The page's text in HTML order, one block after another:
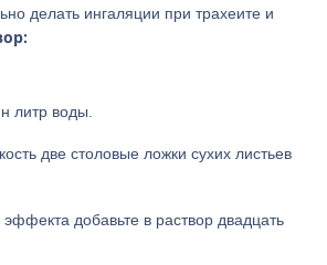
делать ингаляции при трахеите и
литр воды.
две столовые ложки сухих листьев
добавьте в раствор двадцать